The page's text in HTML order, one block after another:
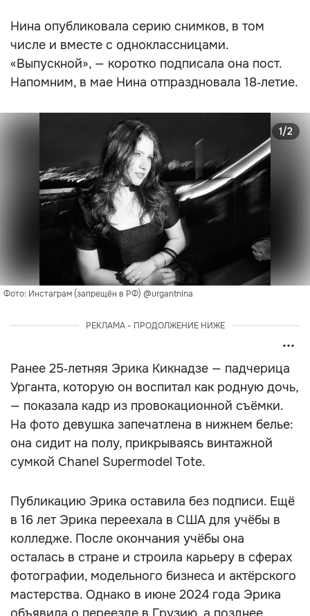
Нина опубликовала серию снимков, в том
числе и вместе с одноклассницами.
«Выпускной», — коротко подписала она пост.
Напомним, в мае Нина отпраздновала 18‑летие.
Фото: Инстаграм (запрещён в РФ) @urgantnina
1/2
РЕКЛАМА - ПРОДОЛЖЕНИЕ НИЖЕ
Ранее 25‑летняя Эрика Кикнадзе — падчерица
Урганта, которую он воспитал как родную дочь,
— показала кадр из провокационной съёмки.
На фото девушка запечатлена в нижнем белье:
она сидит на полу, прикрываясь винтажной
сумкой Chanel Supermodel Tote.
Публикацию Эрика оставила без подписи. Ещё
в 16 лет Эрика переехала в США для учёбы в
колледже. После окончания учёбы она
осталась в стране и строила карьеру в сферах
фотографии, модельного бизнеса и актёрского
мастерства. Однако в июне 2024 года Эрика